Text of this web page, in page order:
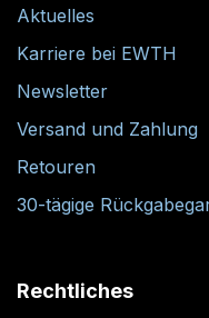
Aktuelles
Karriere bei EWTH
Newsletter
Versand und Zahlung
Retouren
30-tägige
Rechtliches